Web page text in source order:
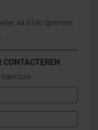
44 4140 Sprimont
CONTACTEREN
Mevrouw